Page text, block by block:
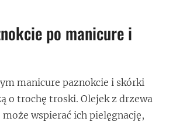
po manicure i
manicure paznokcie i skórki
o trochę troski. Olejek z drzewa
wspierać ich pielęgnację,